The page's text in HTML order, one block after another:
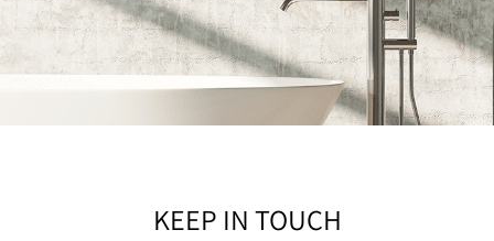
KEEP IN TOUCH